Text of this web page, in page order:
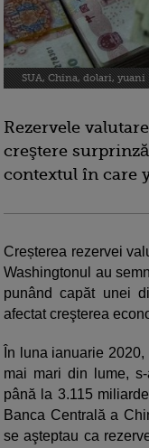
SUA, China, dolari, yuani
Rezervele
creştere
contextul în care
Creșterea rezervei
Washingtonul au
punând capăt unei
afectat creşterea
În luna ianuarie
mai mari din lume,
până la 3.115
Banca Centrală a
se aşteptau ca